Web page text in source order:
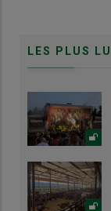
LES PLUS